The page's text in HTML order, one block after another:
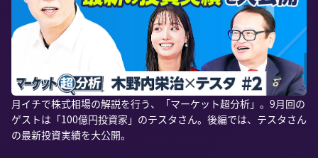
月イチで株式相場の解説を行う、「マーケット超分析」。9月回の
ゲストは「100億円投資家」のテスタさん。後編では、テスタさん
の最新投資実績を大公開。